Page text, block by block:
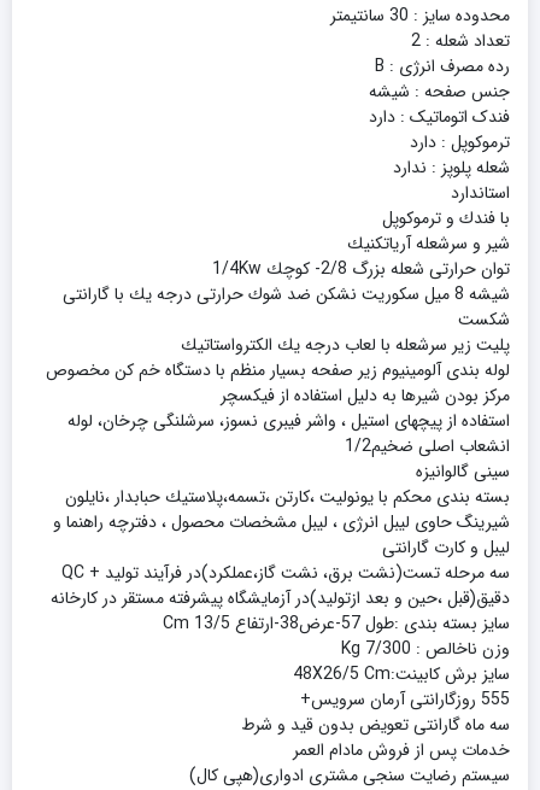
محدوده سایز : 30 سانتیمتر
تعداد شعله : 2
رده مصرف انرژی : B
جنس صفحه : شیشه
فندک اتوماتیک : دارد
ترموکوپل : دارد
شعله پلوپز : ندارد
استاندارد
با فندك و ترموكوپل
شير و سرشعله آرياتكنيك
توان حرارتى شعله بزرگ 2/8- كوچك 1/4Kw
شيشه 8 ميل سكوريت نشكن ضد شوك حرارتى درجه يك با گارانتى
شكست
پليت زير سرشعله با لعاب درجه يك الكترواستاتيك
لوله بندى آلومينيوم زير صفحه بسيار منظم با دستگاه خم كن مخصوص
مركز بودن شيرها به دليل استفاده از فيكسچر
استفاده از پيچهاى استيل ، واشر فيبرى نسوز، سرشلنگى چرخان، لوله
انشعاب اصلى ضخيم1/2
سينى گالوانيزه
بسته بندى محكم با يونوليت ،كارتن ،تسمه،پلاستيك حبابدار ،نايلون
شيرينگ حاوى ليبل انرژى ، ليبل مشخصات محصول ، دفترچه راهنما و
ليبل و كارت گارانتى
سه مرحله تست(نشت برق، نشت گاز،عملكرد)در فرآيند توليد + QC
دقيق(قبل ،حين و بعد ازتوليد)در آزمايشگاه پيشرفته مستقر در كارخانه
سايز بسته بندى :طول 57-عرض38-ارتفاع 13/5 Cm
وزن ناخالص : 7/300 Kg
سايز برش كابينت:48X26/5 Cm
555 روزگارانتى آرمان سرويس+
سه ماه گارانتى تعويض بدون قيد و شرط
خدمات پس از فروش مادام العمر
سيستم رضايت سنجى مشترى ادوارى(هپى كال)